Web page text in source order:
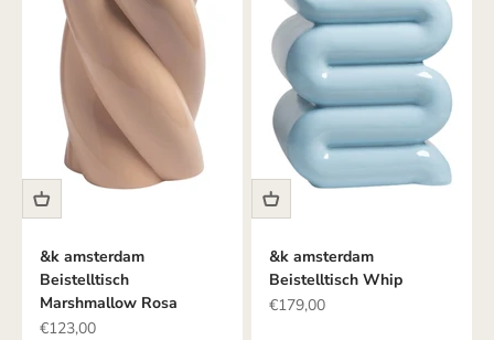
&k amsterdam
Beistelltisch
Marshmallow Rosa
Angebot
€123,00
&k amsterdam
Beistelltisch Whip
Angebot
€179,00